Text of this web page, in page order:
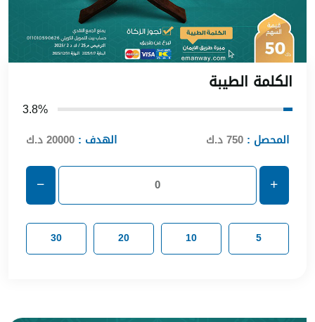
الكلمة الطيبة
3.8%
المحصل : 750 د.ك الهدف : 20000 د.ك
5
10
20
30